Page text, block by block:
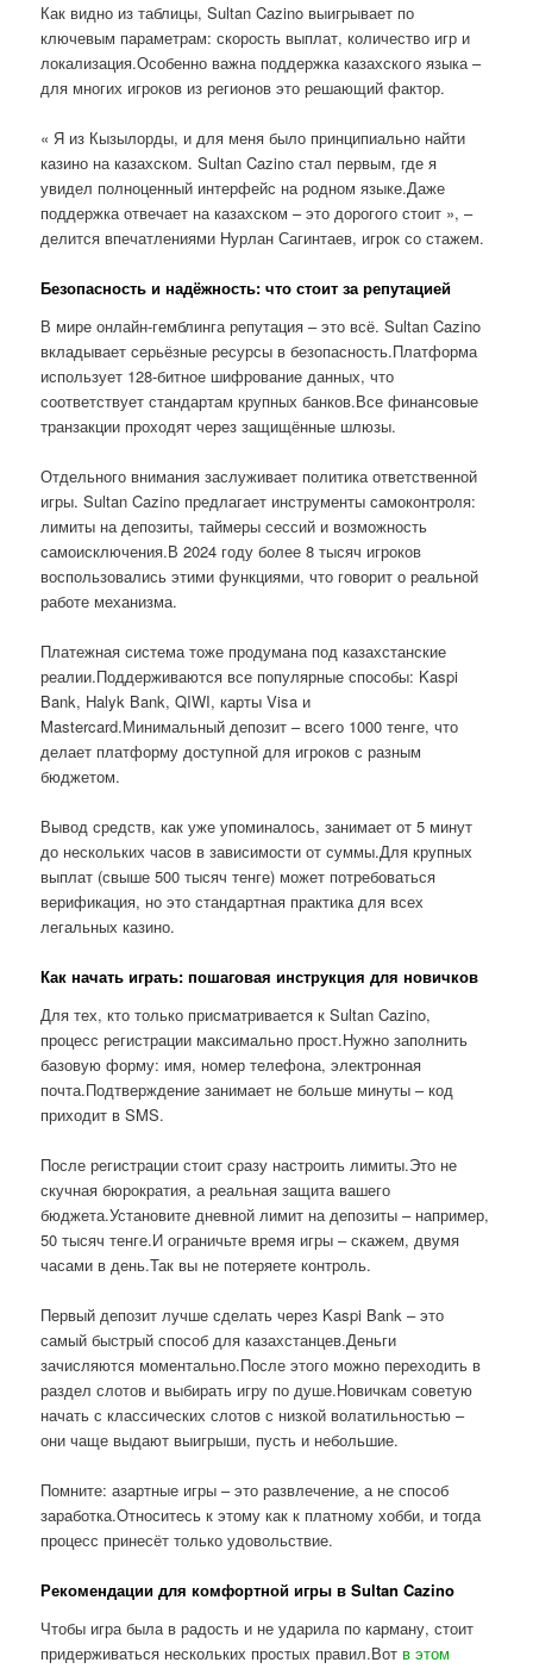
Как видно из таблицы, Sultan Cazino выигрывает по
ключевым параметрам: скорость выплат, количество игр и
локализация.Особенно важна поддержка казахского языка –
для многих игроков из регионов это решающий фактор.
« Я из Кызылорды, и для меня было принципиально найти
казино на казахском. Sultan Cazino стал первым, где я
увидел полноценный интерфейс на родном языке.Даже
поддержка отвечает на казахском – это дорогого стоит », –
делится впечатлениями Нурлан Сагинтаев, игрок со стажем.
Безопасность и надёжность: что стоит за репутацией
В мире онлайн-гемблинга репутация – это всё. Sultan Cazino
вкладывает серьёзные ресурсы в безопасность.Платформа
использует 128-битное шифрование данных, что
соответствует стандартам крупных банков.Все финансовые
транзакции проходят через защищённые шлюзы.
Отдельного внимания заслуживает политика ответственной
игры. Sultan Cazino предлагает инструменты самоконтроля:
лимиты на депозиты, таймеры сессий и возможность
самоисключения.В 2024 году более 8 тысяч игроков
воспользовались этими функциями, что говорит о реальной
работе механизма.
Платежная система тоже продумана под казахстанские
реалии.Поддерживаются все популярные способы: Kaspi
Bank, Halyk Bank, QIWI, карты Visa и
Mastercard.Минимальный депозит – всего 1000 тенге, что
делает платформу доступной для игроков с разным
бюджетом.
Вывод средств, как уже упоминалось, занимает от 5 минут
до нескольких часов в зависимости от суммы.Для крупных
выплат (свыше 500 тысяч тенге) может потребоваться
верификация, но это стандартная практика для всех
легальных казино.
Как начать играть: пошаговая инструкция для новичков
Для тех, кто только присматривается к Sultan Cazino,
процесс регистрации максимально прост.Нужно заполнить
базовую форму: имя, номер телефона, электронная
почта.Подтверждение занимает не больше минуты – код
приходит в SMS.
После регистрации стоит сразу настроить лимиты.Это не
скучная бюрократия, а реальная защита вашего
бюджета.Установите дневной лимит на депозиты – например,
50 тысяч тенге.И ограничьте время игры – скажем, двумя
часами в день.Так вы не потеряете контроль.
Первый депозит лучше сделать через Kaspi Bank – это
самый быстрый способ для казахстанцев.Деньги
зачисляются моментально.После этого можно переходить в
раздел слотов и выбирать игру по душе.Новичкам советую
начать с классических слотов с низкой волатильностью –
они чаще выдают выигрыши, пусть и небольшие.
Помните: азартные игры – это развлечение, а не способ
заработка.Относитесь к этому как к платному хобби, и тогда
процесс принесёт только удовольствие.
Рекомендации для комфортной игры в Sultan Cazino
Чтобы игра была в радость и не ударила по карману, стоит
придерживаться нескольких простых правил.Вотв этом